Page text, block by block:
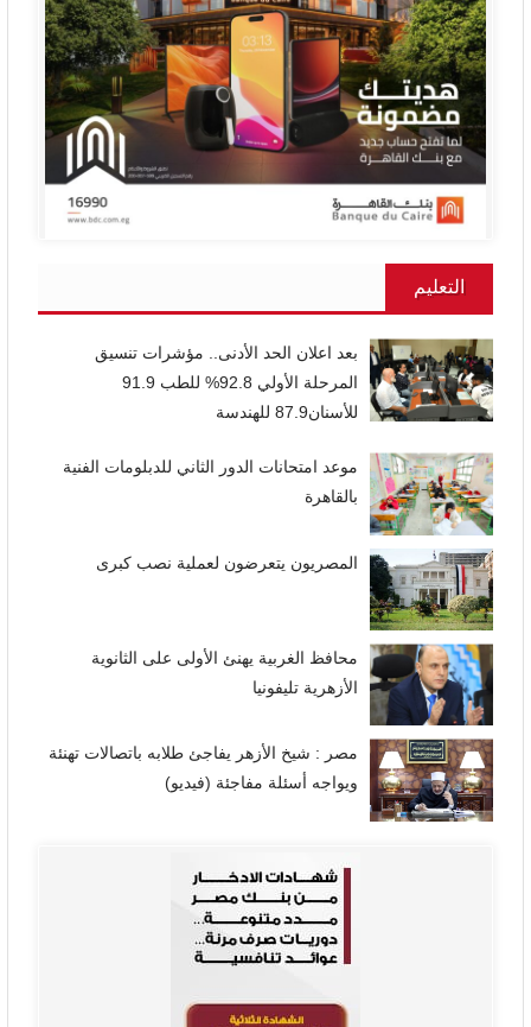
التعليم
بعد اعلان الحد الأدنى.. مؤشرات تنسيق
المرحلة الأولي 92.8% للطب 91.9
للأسنان87.9 للهندسة
موعد امتحانات الدور الثاني للدبلومات الفنية
بالقاهرة
المصريون يتعرضون لعملية نصب كبرى
محافظ الغربية يهنئ الأولى على الثانوية
الأزهرية تليفونيا
مصر : شيخ الأزهر يفاجئ طلابه باتصالات تهنئة
ويواجه أسئلة مفاجئة (فيديو)